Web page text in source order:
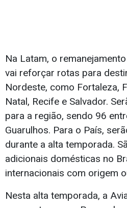
Na Latam, o
vai reforçar rotas para
Nordeste, como Fortaleza,
Natal, Recife e Salvador.
para a região, sendo 96
Guarulhos. Para o País,
durante a alta temporada.
adicionais domésticas no
internacionais com origem
Nesta alta temporada, a